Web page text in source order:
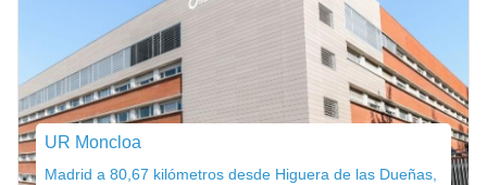
UR Moncloa
Madrid a 80,67 kilómetros desde Higuera de las Dueñas,